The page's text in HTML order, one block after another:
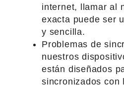
internet, llamar al
exacta puede ser
y sencilla.
Problemas de
nuestros
están diseñados
sincronizados con